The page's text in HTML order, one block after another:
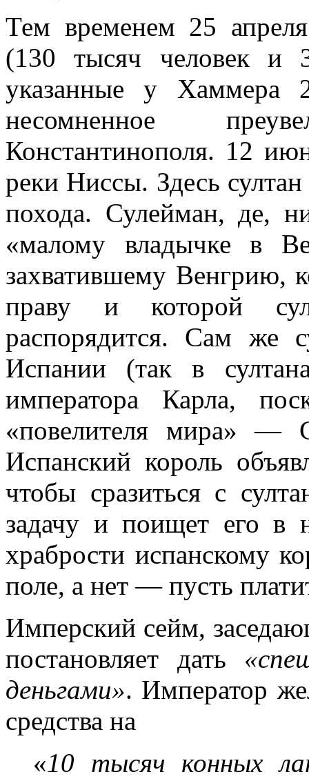
Тем временем 25
(130 тысяч человек и
указанные у
несомненное
Константинополя. 12
реки Ниссы. Здесь
похода. Сулейман, де,
«малому владычке в
захватившему Венгрию,
праву и которой
распорядится. Сам же
Испании (так в
императора Карла,
«повелителя мира» —
Испанский король
чтобы сразиться с
задачу и поищет его в
храбрости испанскому
поле, а нет — пусть
Имперский сейм,
постановляет дать
деньгами». Император
средства на
«10 тысяч конных